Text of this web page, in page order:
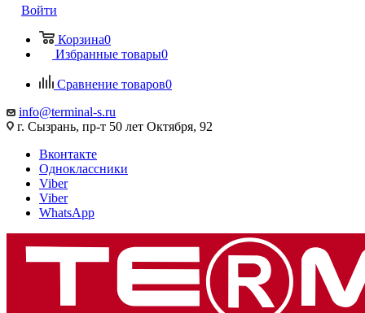
Войти
Корзина0
Избранные товары0
Сравнение товаров0
info@terminal-s.ru
г. Сызрань, пр-т 50 лет Октября, 92
Вконтакте
Одноклассники
Viber
Viber
WhatsApp